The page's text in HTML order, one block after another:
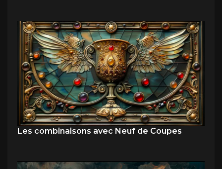
Les combinaisons avec Neuf de Coupes